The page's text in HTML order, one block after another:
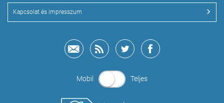
Kapcsolat és impresszum
Mobil Teljes